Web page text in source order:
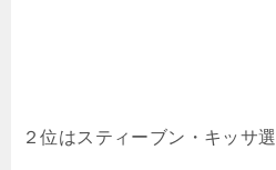
２位はスティーブン・キッサ選